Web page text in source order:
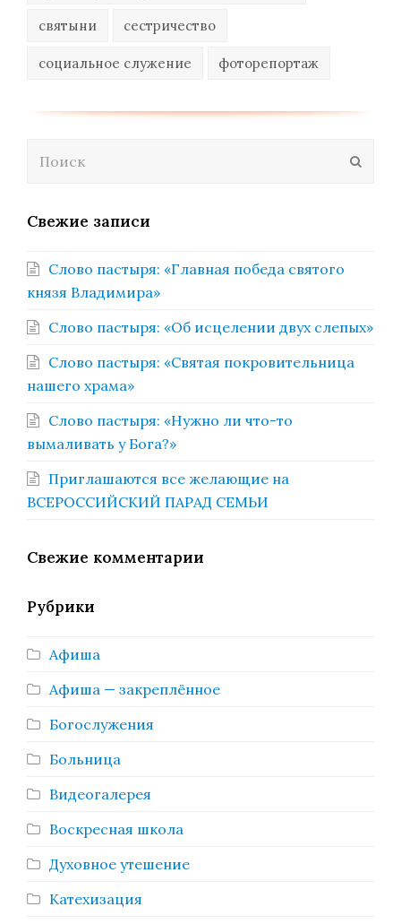
святыни сестричество
социальное служение фоторепортаж
Свежие записи
Слово пастыря: «Главная победа святого
князя Владимира»
Слово пастыря: «Об исцелении двух слепых»
Слово пастыря: «Святая покровительница
нашего храма»
Слово пастыря: «Нужно ли что-то
вымаливать у Бога?»
Приглашаются все желающие на
ВСЕРОССИЙСКИЙ ПАРАД СЕМЬИ
Свежие комментарии
Рубрики
Афиша
Афиша — закреплённое
Богослужения
Больница
Видеогалерея
Воскресная школа
Духовное утешение
Катехизация